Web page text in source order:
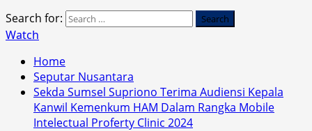
Search for:
Watch
Home
Seputar Nusantara
Sekda Sumsel Supriono Terima Audiensi Kepala
Kanwil Kemenkum HAM Dalam Rangka Mobile
Intelectual Proferty Clinic 2024